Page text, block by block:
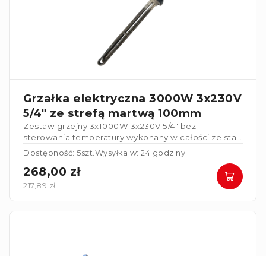
Grzałka elektryczna 3000W 3x230V
5/4" ze strefą martwą 100mm
Zestaw grzejny 3x1000W 3x230V 5/4" bez
sterowania temperatury wykonany w całości ze stali
nierdzewnej. Grzałka posiada strefę martwą
100mm
Dostępność: 5szt. Wysyłka w: 24 godziny
268,00 zł
217,89 zł